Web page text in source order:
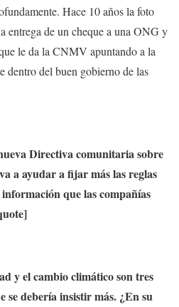
Hace 10 años la foto
entrega de un cheque a una ONG y
le da la CNMV apuntando a la
dentro del buen gobierno de las
Directiva comunitaria sobre
a ayudar a fijar más las reglas
que las compañías
y el cambio climático son tres
se debería insistir más. ¿En su